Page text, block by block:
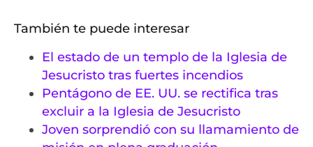
También te puede interesar
El estado de un templo de la Iglesia de
Jesucristo tras fuertes incendios
Pentágono de EE. UU. se rectifica tras
excluir a la Iglesia de Jesucristo
Joven sorprendió con su llamamiento de